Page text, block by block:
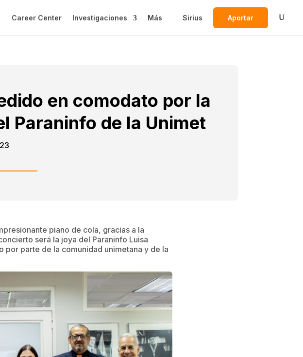
Career Center Investigaciones Más Sirius Aportar
en comodato por la
Paraninfo de la Unimet
piano de cola, gracias a la
será la joya del Paraninfo Luisa
por parte de la comunidad unimetana y de la